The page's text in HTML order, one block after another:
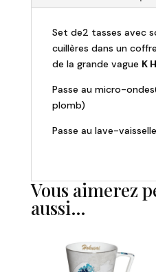
Grande
Vague"-
Set de2 tasses avec
cuillères dans un
de la grande vague K
Passe au micro-
plomb)
Passe au lave-vaisselle
Vous aimerez
aussi…